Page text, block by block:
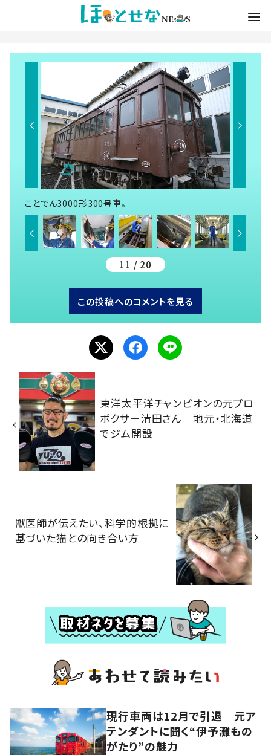
ことでん3000形300号車。
11 / 20
この投稿へのコメントを見る
東洋太平洋チャンピオンの元プロ
ボクサー清田さん 地元・北海道
でジム開設
獣医師が伝えたい、科学的根拠に
基づいた猫との向き合い方
現行車両は12月で引退 元ア
テンダントに聞く“伊予灘もの
がたり”の魅力